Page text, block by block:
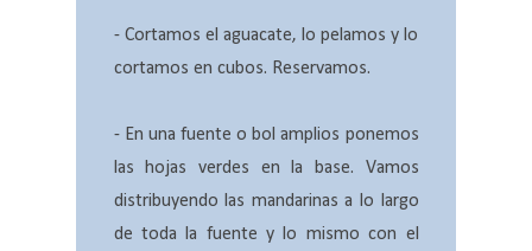
- Cortamos el aguacate, lo pelamos y lo
cortamos en cubos. Reservamos.
- En una fuente o bol amplios ponemos
las hojas verdes en la base. Vamos
distribuyendo las mandarinas a lo largo
de toda la fuente y lo mismo con el